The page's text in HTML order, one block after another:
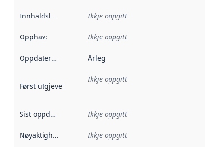
Innhaldsleverandørar :
Ikkje oppgitt
Opphav: Ikkje oppgitt
Oppdateringsfrekvens :
Årleg
Først utgjeve: Denne datoen seier når dataa i dette
Ikkje oppgitt
Sist oppdatert Ikkje oppgitt
Nøyaktigheit Ikkje oppgitt